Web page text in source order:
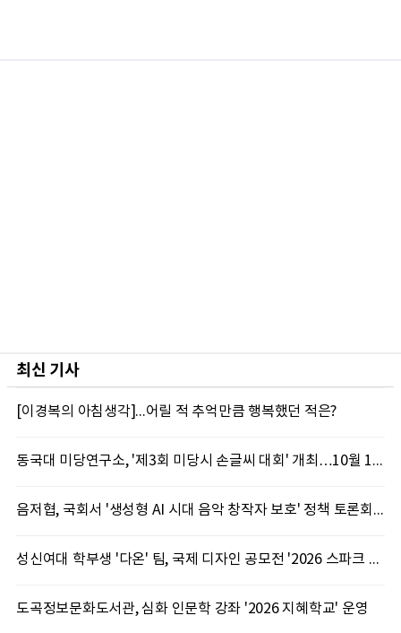
최신 기사
[이경복의 아침생각]...어릴 적 추억만큼 행복했던 적은?
동국대 미당연구소, '제3회 미당시 손글씨 대회' 개최…10월 12일까지 접수
음저협, 국회서 '생성형 AI 시대 음악 창작자 보호' 정책 토론회 10일 개최
성신여대 학부생 '다온' 팀, 국제 디자인 공모전 '2026 스파크 어워드' 동상 수상
도곡정보문화도서관, 심화 인문학 강좌 '2026 지혜학교' 운영